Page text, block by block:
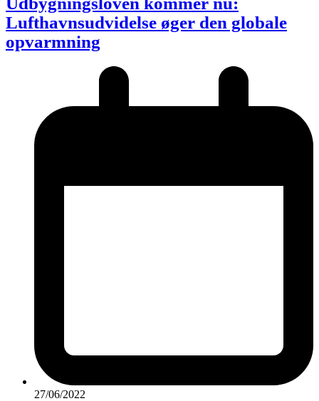
Lufthavnsudvidelse øger den globale
opvarmning
27/06/2022